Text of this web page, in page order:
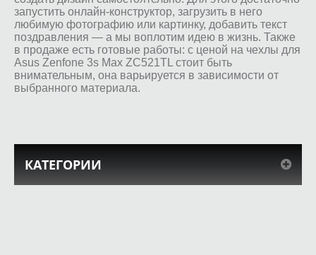
запустить онлайн-конструктор, загрузить в него
любимую фотографию или картинку, добавить текст
поздравления — а мы воплотим идею в жизнь. Также
в продаже есть готовые работы: с ценой на чехлы для
Asus Zenfone 3s Max ZC521TL стоит быть
внимательным, она варьируется в зависимости от
выбранного материала.
КАТЕГОРИИ